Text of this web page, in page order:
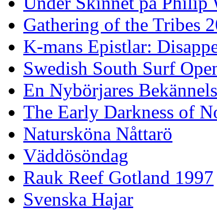
Gathering of the Tribes
K-mans Epistlar:
Swedish South Surf
En Nybörjares
The Early Darkness of
Natursköna Nåttarö
Väddösöndag
Rauk Reef Gotland 1997
Svenska Hajar